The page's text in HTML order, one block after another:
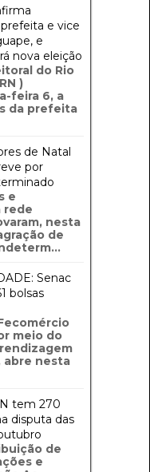
e vice
e
nova eleição
do Rio
)
feira 6, a
da prefeita
de Natal
por
e
rede
nesta
de
Senac
bolsas
meio do
abre nesta
tem 270
disputa das
de
e